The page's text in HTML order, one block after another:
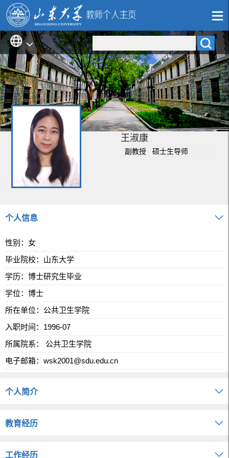
王淑康
副教授 硕士生导师
个人信息
性别：女
毕业院校：山东大学
学历：博士研究生毕业
学位：博士
所在单位：公共卫生学院
入职时间：1996-07
所属院系： 公共卫生学院
电子邮箱： wsk2001@sdu.edu.cn
个人简介
教育经历
工作经历